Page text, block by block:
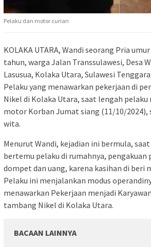
Pelaku dan motor curian
KOLAKA UTARA, Wandi seorang Pria
tahun, warga Jalan Transsulawesi, Desa
Lasusua, Kolaka Utara, Sulawesi
Pelaku yang menawarkan pekerjaan di
Nikel di Kolaka Utara, saat lengah pelaku
motor Korban Jumat siang (11/10/2024),
wita.
Menurut Wandi, kejadian ini bermula,
bertemu pelaku di rumahnya, pengakuan
dompet dan uang, karena kasihan di beri
Pelaku ini menjalankan modus
menawarkan Pekerjaan menjadi
tambang Nikel di Kolaka Utara.
BACAAN LAINNYA